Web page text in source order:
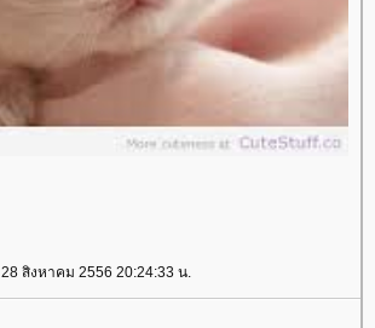
28 สิงหาคม 2556 20:24:33 น.